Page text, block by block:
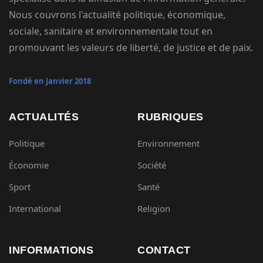
Nous couvrons l'actualité politique, économique,
sociale, sanitaire et environnementale tout en
promouvant les valeurs de liberté, de justice et de paix.
Fondé en Janvier 2018
ACTUALITÉS
Politique
Économie
Sport
International
RUBRIQUES
Environnement
Société
Santé
Religion
INFORMATIONS CONTACT